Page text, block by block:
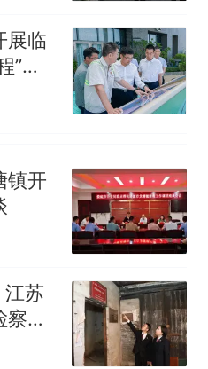
展临
”工
镇开
江苏
力